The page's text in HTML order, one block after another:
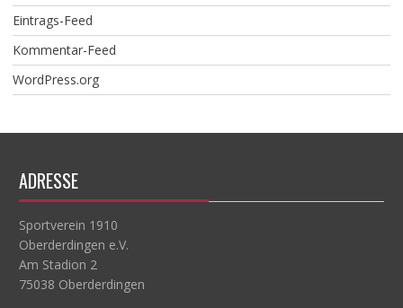
Eintrags-Feed
Kommentar-Feed
WordPress.org
ADRESSE
Sportverein 1910
Oberderdingen e.V.
Am Stadion 2
75038 Oberderdingen